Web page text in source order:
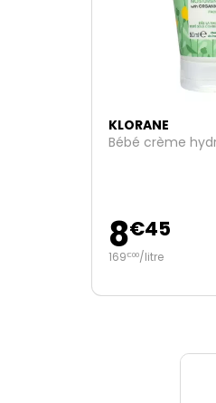
KLORANE
Shampoing
10€99
27€48/litre